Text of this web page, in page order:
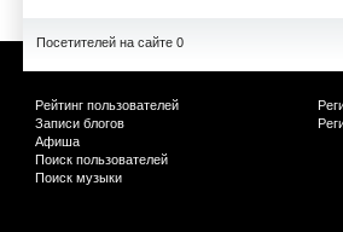
Посетителей на сайте 0
Рейтинг пользователей
Записи блогов
Афиша
Поиск пользователей
Поиск музыки